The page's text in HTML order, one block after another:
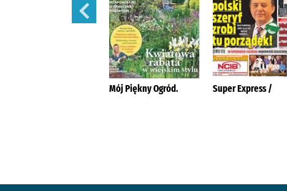
Mój Piękny Ogród. Super Express /